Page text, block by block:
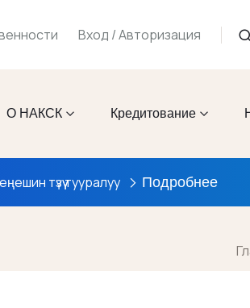
Вход / Авторизация
О НАКСК Кредитование
түзүү тууралуу Подробнее